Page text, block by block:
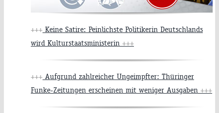
+++ Keine Satire: Peinlichste Politikerin Deutschlands
wird Kulturstaatsministerin +++
+++ Aufgrund zahlreicher Ungeimpfter: Thüringer
Funke-Zeitungen erscheinen mit weniger Ausgaben +++